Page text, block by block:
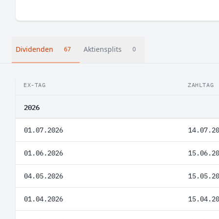
Dividenden 67 Aktiensplits 0
EX-TAG ZAHLTAG
2026
01.07.2026
01.06.2026
04.05.2026
01.04.2026